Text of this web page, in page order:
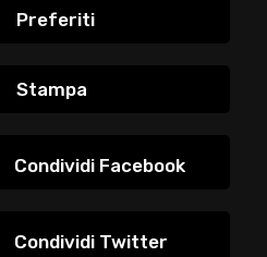
Preferiti
Stampa
Condividi Facebook
Condividi Twitter